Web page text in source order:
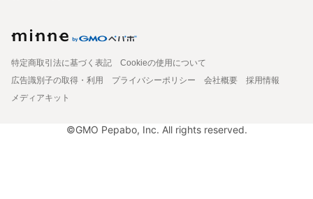
特定商取引法に基づく表記
Cookieの使用について
広告識別子の取得・利用
プライバシーポリシー 会社概要
採用情報
メディアキット
©GMO Pepabo, Inc. All rights reserved.